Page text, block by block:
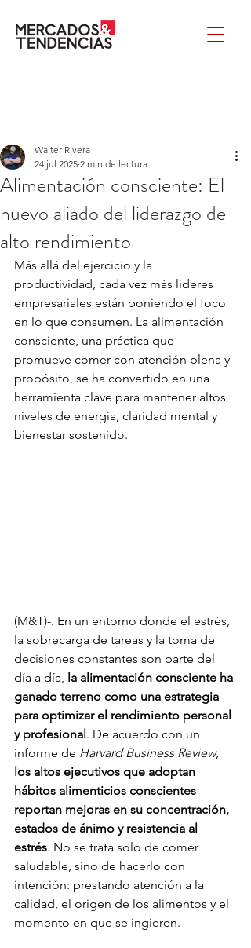
Alimentación consciente: El
nuevo aliado del liderazgo de
alto rendimiento
Walter Rivera
24 jul 2025 2 min de lectura
Más allá del ejercicio y la
productividad, cada vez más líderes
empresariales están poniendo el foco
en lo que consumen. La alimentación
consciente, una práctica que
promueve comer con atención plena y
propósito, se ha convertido en una
herramienta clave para mantener altos
niveles de energía, claridad mental y
bienestar sostenido.
(M&T)-. En un entorno donde el estrés,
la sobrecarga de tareas y la toma de
decisiones constantes son parte del
día a día, la alimentación consciente ha
ganado terreno como una estrategia
para optimizar el rendimiento personal
y profesional . De acuerdo con un
informe de Harvard Business Review,
los altos ejecutivos que adoptan
hábitos alimenticios conscientes
reportan mejoras en su concentración,
estados de ánimo y resistencia al
estrés. No se trata solo de comer
saludable, sino de hacerlo con
intención: prestando atención a la
calidad, el origen de los alimentos y el
momento en que se ingieren.